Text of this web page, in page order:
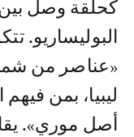
كحلقة وصل
البوليساريو.
«عناصر من
ليبيا، بمن
أصل موري».